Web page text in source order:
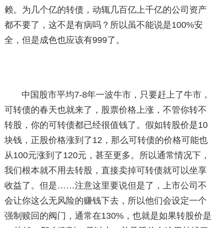
赖。为几个亿的转债，动辄几百亿上千亿的公司资产
都不要了，这不是有病吗？所以虽不能说是100%安
全，但是成色也应该有999了。
中国股市平均7-8年一波牛市，只要赶上了牛市，
可转债的春天也就来了，股票价格上涨，不管你转不
转股，你的可转债都已经很值钱了。假如转股价是10
块钱，正股价格涨到了12，那么可转债的价格可能也
从100元涨到了120元，甚至更多。所以通常情况下，
我们根本就不用去转股，直接卖掉可转债就可以坐享
收益了。但是……注意这里要说但是了，上市公司不
会让你这么无风险的赚钱下去，所以他们会设定一个
强制赎回的阀门，通常在130%，也就是如果转股价是